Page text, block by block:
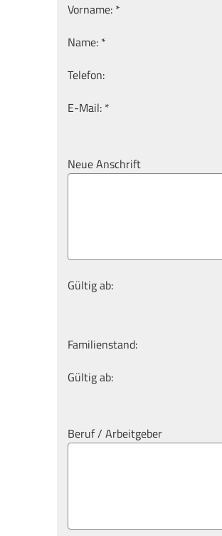
Vorname: *
Name: *
Telefon:
E-Mail: *
Neue Anschrift
Gültig ab:
Familienstand:
Gültig ab:
Beruf / Arbeitgeber